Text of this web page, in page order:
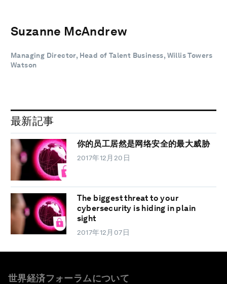
Suzanne McAndrew
Managing Director, Head of Talent Business, Willis Towers
Watson
最新記事
你的员工居然是网络安全的最大威胁
2017年12月20日
The biggest threat to your
cybersecurity is hiding in plain
sight
2017年12月07日
世界経済フォーラムについて